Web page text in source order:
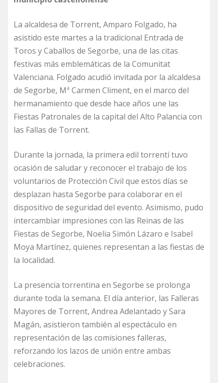
La alcaldesa de Torrent, Amparo Folgado, ha
asistido este martes a la tradicional Entrada de
Toros y Caballos de Segorbe, una de las citas
festivas más emblemáticas de la Comunitat
Valenciana. Folgado acudió invitada por la alcaldesa
de Segorbe, Mª Carmen Climent, en el marco del
hermanamiento que desde hace años une las
Fiestas Patronales de la capital del Alto Palancia con
las Fallas de Torrent.
Durante la jornada, la primera edil torrentí tuvo
ocasión de saludar y reconocer el trabajo de los
voluntarios de Protección Civil que estos días se
desplazan hasta Segorbe para colaborar en el
dispositivo de seguridad del evento. Asimismo, pudo
intercambiar impresiones con las Reinas de las
Fiestas de Segorbe, Noelia Simón Lázaro e Isabel
Moya Martínez, quienes representan a las fiestas de
la localidad.
La presencia torrentina en Segorbe se prolonga
durante toda la semana. El día anterior, las Falleras
Mayores de Torrent, Andrea Adelantado y Sara
Magán, asistieron también al espectáculo en
representación de las comisiones falleras,
reforzando los lazos de unión entre ambas
celebraciones.